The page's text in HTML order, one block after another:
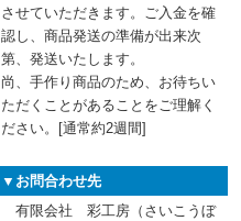
させていただきます。ご入金を確
認し、商品発送の準備が出来次
第、発送いたします。
尚、手作り商品のため、お待ちい
ただくことがあることをご理解く
ださい。[通常約2週間]
▼お問合わせ先
有限会社 彩工房（さいこうぼ